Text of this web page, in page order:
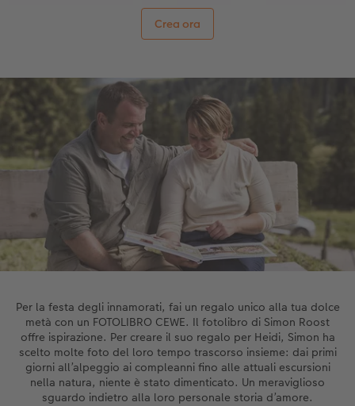
Crea ora
Per la festa degli innamorati, fai un regalo unico alla tua dolce
metà con un FOTOLIBRO CEWE. Il fotolibro di Simon Roost
offre ispirazione. Per creare il suo regalo per Heidi, Simon ha
scelto molte foto del loro tempo trascorso insieme: dai primi
giorni all’alpeggio ai compleanni fino alle attuali escursioni
nella natura, niente è stato dimenticato. Un meraviglioso
sguardo indietro alla loro personale storia d’amore.